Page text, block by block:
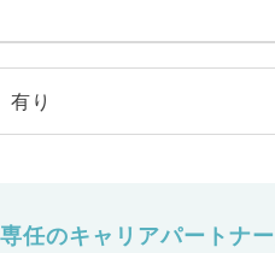
有り
任のキャリアパートナー